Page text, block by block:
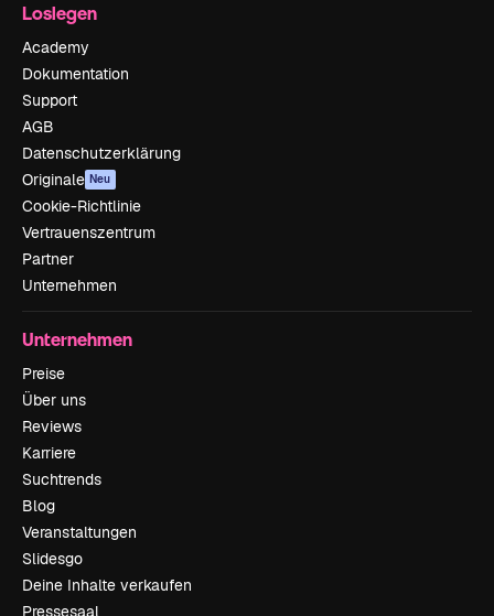
Loslegen
Academy
Dokumentation
Support
AGB
Datenschutzerklärung
Originale Neu
Cookie-Richtlinie
Vertrauenszentrum
Partner
Unternehmen
Unternehmen
Preise
Über uns
Reviews
Karriere
Suchtrends
Blog
Veranstaltungen
Slidesgo
Deine Inhalte verkaufen
Pressesaal